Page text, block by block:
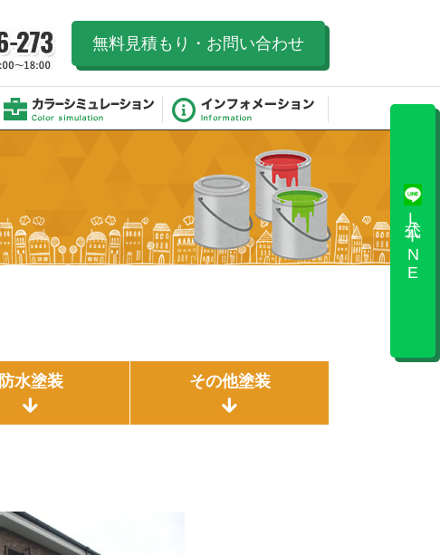
無料見積もり・お問い合わせ
公式LINE
防水塗装 その他塗装